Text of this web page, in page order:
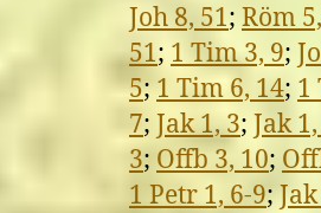
Joh 8, 51; Röm
51; 1 Tim 3, 9;
5; 1 Tim 6, 14; 1
7; Jak 1, 3; Jak
3; Offb 3, 10;
1 Petr 1, 6-9;